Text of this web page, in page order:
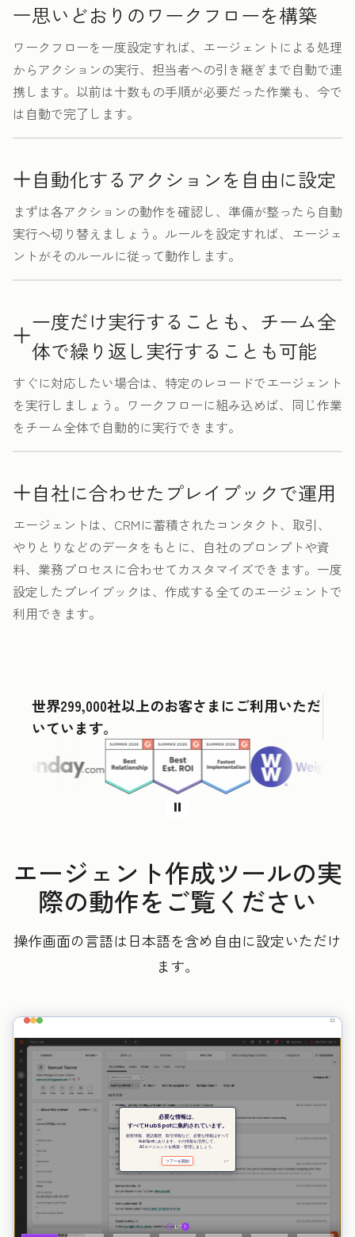
思いどおりのワークフローを構築
ワークフローを一度設定すれば、エージェントによる処理
からアクションの実行、担当者への引き継ぎまで自動で連
携します。以前は十数もの手順が必要だった作業も、今で
は自動で完了します。
自動化するアクションを自由に設定
まずは各アクションの動作を確認し、準備が整ったら自動
実行へ切り替えましょう。ルールを設定すれば、エージェ
ントがそのルールに従って動作します。
一度だけ実行することも、チーム全
体で繰り返し実行することも可能
すぐに対応したい場合は、特定のレコードでエージェント
を実行しましょう。ワークフローに組み込めば、同じ作業
をチーム全体で自動的に実行できます。
自社に合わせたプレイブックで運用
エージェントは、CRMに蓄積されたコンタクト、取引、
やりとりなどのデータをもとに、自社のプロンプトや資
料、業務プロセスに合わせてカスタマイズできます。一度
設定したプレイブックは、作成する全てのエージェントで
利用できます。
世界299,000社以上のお客さまにご利用いただ
いています。
エージェント作成ツールの実
際の動作をご覧ください
操作画面の言語は日本語を含め自由に設定いただけ
ます。